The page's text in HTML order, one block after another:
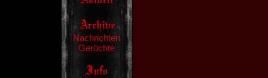
Nachrichten
Gerüchte